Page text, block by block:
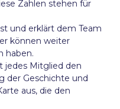
Zahlen stehen für
und erklärt dem Team
können weiter
haben.
jedes Mitglied den
der Geschichte und
aus, die den